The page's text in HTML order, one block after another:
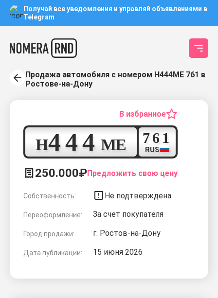
Получай все уведомления и управляй объявлениями в
Telegram
Продажа автомобиля с номером Н444МЕ 761 в
Ростове-на-Дону
В избранное
Н4
4
4
М
Е 7
61
RUS
250.000₽Предложить свою цену
Собственность: Не подтверждена
Переоформление: За счет покупателя
Город продажи: г. Ростов-на-Дону
Дата публикации: 15 июня 2026